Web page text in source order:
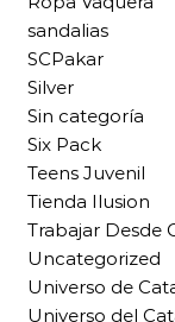
sandalias
SCPakar
Silver
Sin categoría
Six Pack
Teens Juvenil
Tienda Ilusion
Trabajar Desde
Uncategorized
Universo de
Universo del